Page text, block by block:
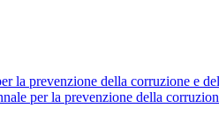
la prevenzione della corruzione e
per la prevenzione della